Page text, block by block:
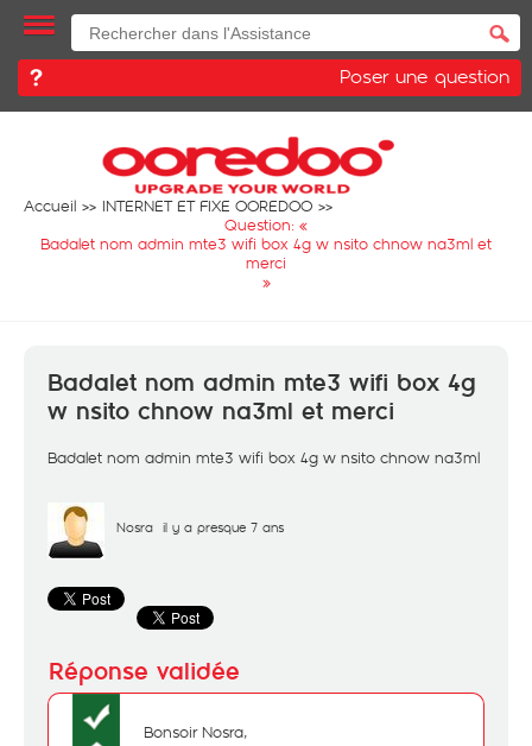
Poser une question
Accueil
INTERNET ET FIXE OOREDOO
Question: «
Badalet nom admin mte3 wifi box 4g w nsito chnow na3ml et
merci
»
Badalet nom admin mte3 wifi box 4g
w nsito chnow na3ml et merci
Badalet nom admin mte3 wifi box 4g w nsito chnow na3ml
Nosra il y a presque 7 ans
Bonsoir Nosra,